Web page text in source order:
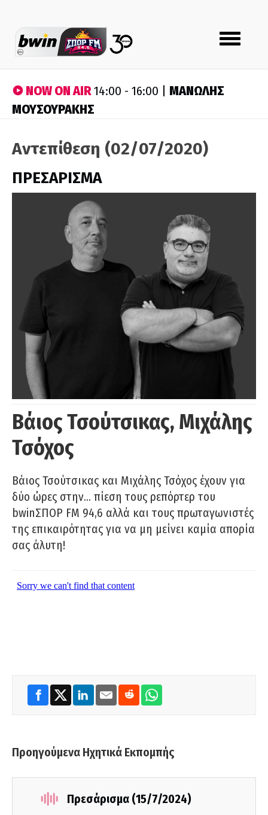
Toggle
navigation
NOW ON AIR14:00 - 16:00 | ΜΑΝΩΛΗΣ
ΜΟΥΣΟΥΡΑΚΗΣ
Αντεπίθεση (02/07/2020)
ΠΡΕΣΑΡΙΣΜΑ
Βάιος Τσούτσικας, Μιχάλης
Τσόχος
Βάιος Τσούτσικας και Μιχάλης Τσόχος έχουν για
δύο ώρες στην… πίεση τους ρεπόρτερ του
bwinΣΠΟΡ FM 94,6 αλλά και τους πρωταγωνιστές
της επικαιρότητας για να μη μείνει καμία απορία
σας άλυτη!
Προηγούμενα Ηχητικά Εκπομπής
Πρεσάρισμα (15/7/2024)